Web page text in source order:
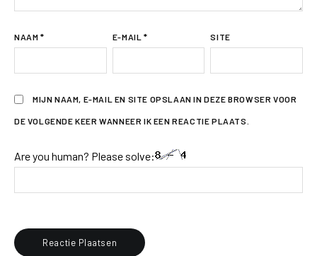
NAAM * E-MAIL * SITE
MIJN NAAM, E-MAIL EN SITE OPSLAAN IN DEZE BROWSER VOOR
DE VOLGENDE KEER WANNEER IK EEN REACTIE PLAATS.
Are you human? Please solve: